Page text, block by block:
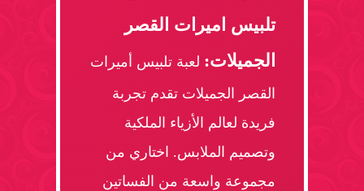
تلبيس اميرات القصر
الجميلات: لعبة تلبيس أميرات
القصر الجميلات تقدم تجربة
فريدة لعالم الأزياء الملكية
وتصميم الملابس. اختاري من
مجموعة واسعة من الفساتين